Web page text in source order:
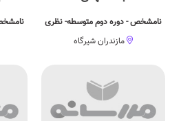
نامشخص - دوره دوم متوسطه- نظری
مازندران شیرگاه